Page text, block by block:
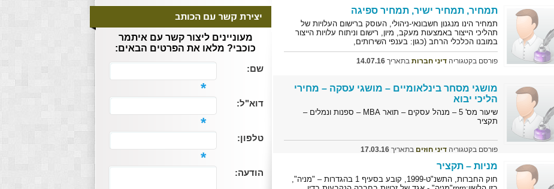
תמחיר, תמחיר ישיר, תמחיר ספיגה
תמחיר הינו מנגנון חשבונאי-ניהולי, העוסק ברישום העלויות של
תהליכי הייצור באמצעות מעקב, מיון, רישום וניתוח עלויות הייצור
במובנו הכלכלי הרחב (כגון: בענפי השירותים,
פורסם בקטגוריהדיני חברות בתאריך14.07.16
מושגי מסחר בינלאומיים – מושגי עסקה – מחירי
הליכי יבוא
שיעור מס' 5 – מנהל עסקים – תואר MBA – ספנות ונמלים –
תקציר
פורסם בקטגוריהדיני חוזים בתאריך17.03.16
מניות – תקציר
חוק החברות, התשנ"ט-1999, קובע בסעיף 1 בהגדרות – "מניה",
מעוניינים ליצור קשר עם איתמר
כוכבי? מלאו את הפרטים הבאים:
שם:
*
דוא"ל:
*
טלפון:
*
הודעה: